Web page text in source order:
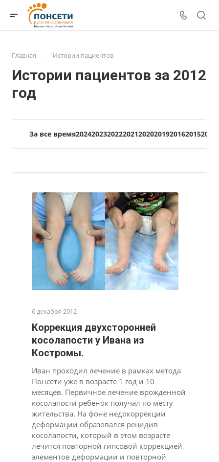
Главная — Истории пациентов
Истории пациентов за 2012
год
За все время202420232022202120202019201620152014
6 декабря 2012
Коррекция двухсторонней
косолапости у Ивана из
Костромы.
Иван проходил лечение в рамках метода
Понсети уже в возрасте 1 год и 10
месяцев. Первичное лечение врожденной
косолапости ребенок получал по месту
жительства. На фоне недокоррекции
деформации образовался рецидив
косолапости, который в этом возрасте
лечится повторной гипсовой коррекцией
элементов деформации и повторной